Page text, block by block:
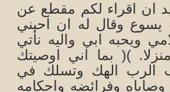
ان اقراء لكم مقطع عن
يسوع وقال له ان احبني
ويحبه ابي واليه نأتي
)( بما اني اوصيتك
الرب الهك وتسلك في
وفرائضه واحكامه